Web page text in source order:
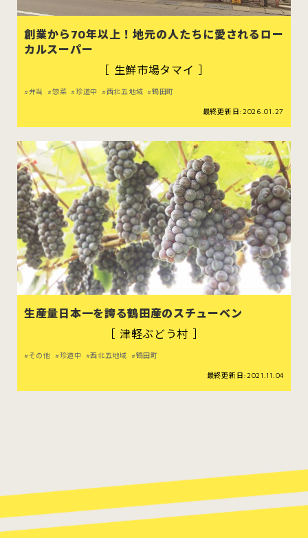
創業から70年以上！地元の人たちに愛されるロー
カルスーパー
［ 生鮮市場タマイ ］
弁当 惣菜 珍道中 西北五地域 鶴田町
最終更新日:2026.01.27
生産量日本一を誇る鶴田産のスチューベン
［ 津軽ぶどう村 ］
その他 珍道中 西北五地域 鶴田町
最終更新日:2021.11.04